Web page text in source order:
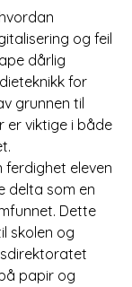
og feil
dårlig
for
grunnen til
er viktige i både
ferdighet eleven
delta som en
Dette
skolen og
papir og